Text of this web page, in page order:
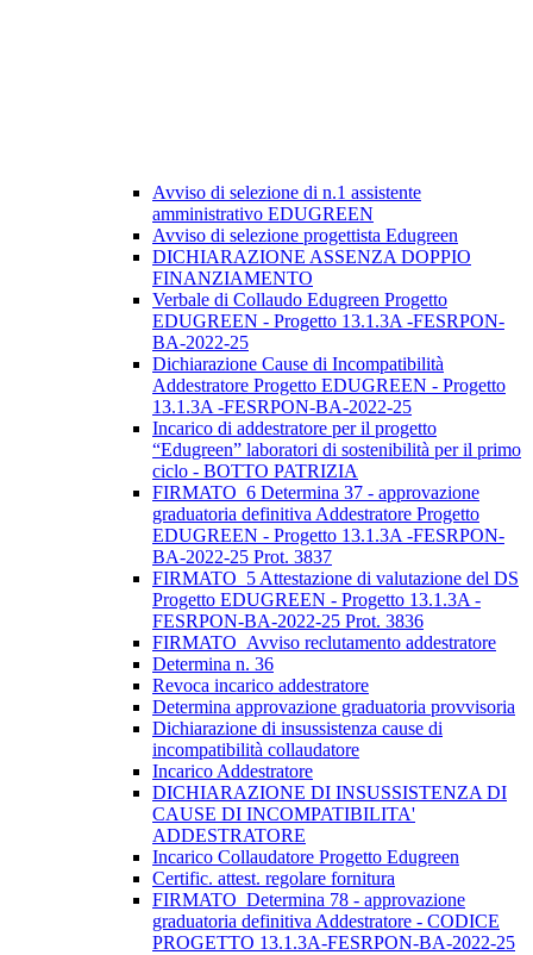
Avviso di selezione di n.1 assistente
amministrativo EDUGREEN
Avviso di selezione progettista Edugreen
DICHIARAZIONE ASSENZA DOPPIO
FINANZIAMENTO
Verbale di Collaudo Edugreen Progetto
EDUGREEN - Progetto 13.1.3A -FESRPON-
BA-2022-25
Dichiarazione Cause di Incompatibilità
Addestratore Progetto EDUGREEN - Progetto
13.1.3A -FESRPON-BA-2022-25
Incarico di addestratore per il progetto
“Edugreen” laboratori di sostenibilità per il primo
ciclo - BOTTO PATRIZIA
FIRMATO_6 Determina 37 - approvazione
graduatoria definitiva Addestratore Progetto
EDUGREEN - Progetto 13.1.3A -FESRPON-
BA-2022-25 Prot. 3837
FIRMATO_5 Attestazione di valutazione del DS
Progetto EDUGREEN - Progetto 13.1.3A -
FESRPON-BA-2022-25 Prot. 3836
FIRMATO_Avviso reclutamento addestratore
Determina n. 36
Revoca incarico addestratore
Determina approvazione graduatoria provvisoria
Dichiarazione di insussistenza cause di
incompatibilità collaudatore
Incarico Addestratore
DICHIARAZIONE DI INSUSSISTENZA DI
CAUSE DI INCOMPATIBILITA'
ADDESTRATORE
Incarico Collaudatore Progetto Edugreen
Certific. attest. regolare fornitura
FIRMATO_Determina 78 - approvazione
graduatoria definitiva Addestratore - CODICE
PROGETTO 13.1.3A-FESRPON-BA-2022-25